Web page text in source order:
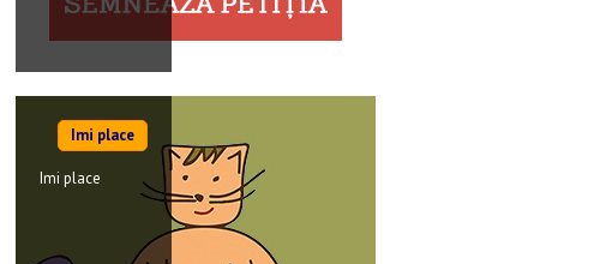
Imi place
Imi place